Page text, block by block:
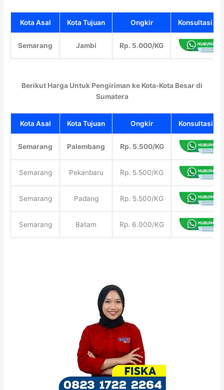
Kota Asal Kota Tujuan Ongkir Konsultasi
Semarang Jambi Rp. 5.000/KG
Berikut Harga Untuk Pengiriman ke Kota-Kota Besar di
Sumatera
Kota Asal Kota Tujuan Ongkir Konsultasi
Semarang Palembang Rp. 5.500/KG
Semarang Pekanbaru Rp. 5.500/KG
Semarang Padang Rp. 5.500/KG
Semarang Batam Rp. 6.000/KG